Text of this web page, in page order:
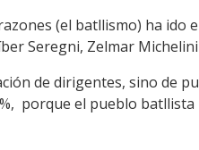
(el batllismo) ha ido
Seregni, Zelmar
de dirigentes, sino de
porque el pueblo